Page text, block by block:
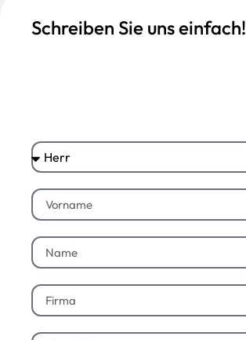
Schreiben Sie uns einfach!